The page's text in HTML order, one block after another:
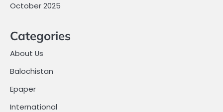
October 2025
Categories
About Us
Balochistan
Epaper
International